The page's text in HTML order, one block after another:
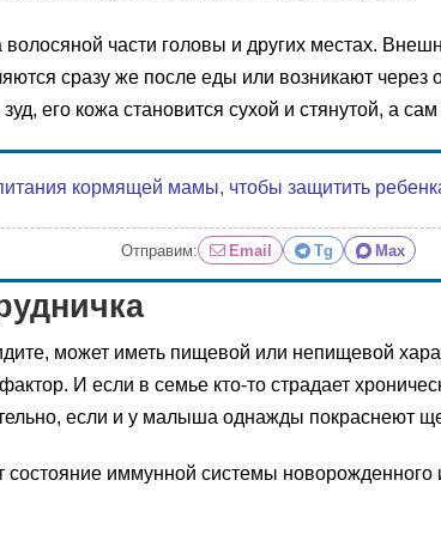
части головы и других местах.
сразу же после еды или возникают через
его кожа становится сухой и стянутой, а
кормящей мамы, чтобы защитить
Отправим: Email Tg Max
может иметь пищевой или непищевой
И если в семье кто-то страдает
если и у малыша однажды покраснеют
иммунной системы новорожденного